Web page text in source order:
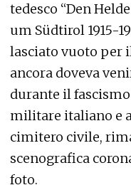
tedesco “Den
um Südtirol 1915-
lasciato vuoto per
ancora doveva
durante il
militare italiano e
cimitero civile,
scenografica
foto.